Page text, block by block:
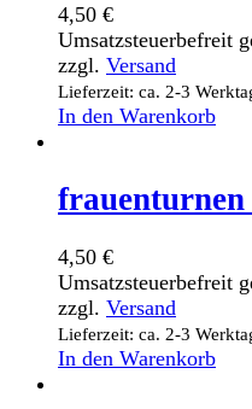
4,50 €
Umsatzsteuerbefreit
zzgl. Versand
Lieferzeit: ca. 2-3
In den Warenkorb
4,50 €
Umsatzsteuerbefreit
zzgl. Versand
Lieferzeit: ca. 2-3
In den Warenkorb